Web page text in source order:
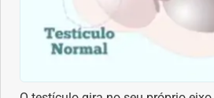
SUS